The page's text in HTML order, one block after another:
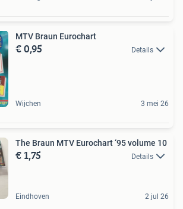
MTV Braun Eurochart
€ 0,95 Details
Wijchen 3 mei 26
The Braun MTV Eurochart ‘95 volume 10
€ 1,75 Details
Eindhoven 2 jul 26